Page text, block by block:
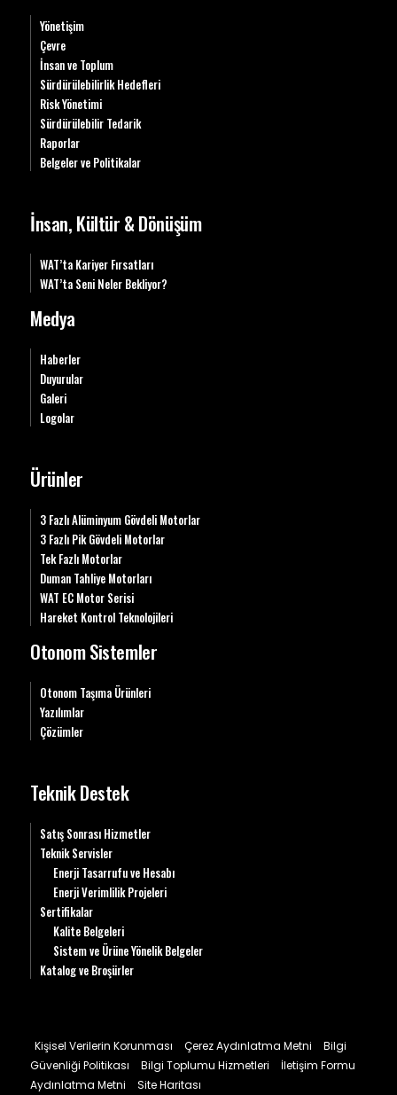
Yönetişim
Çevre
İnsan ve Toplum
Sürdürülebilirlik Hedefleri
Risk Yönetimi
Sürdürülebilir Tedarik
Raporlar
Belgeler ve Politikalar
İnsan, Kültür & Dönüşüm
WAT’ta Kariyer Fırsatları
WAT’ta Seni Neler Bekliyor?
Medya
Haberler
Duyurular
Galeri
Logolar
Ürünler
3 Fazlı Alüminyum Gövdeli Motorlar
3 Fazlı Pik Gövdeli Motorlar
Tek Fazlı Motorlar
Duman Tahliye Motorları
WAT EC Motor Serisi
Hareket Kontrol Teknolojileri
Otonom Sistemler
Otonom Taşıma Ürünleri
Yazılımlar
Çözümler
Teknik Destek
Satış Sonrası Hizmetler
Teknik Servisler
Enerji Tasarrufu ve Hesabı
Enerji Verimlilik Projeleri
Sertifikalar
Kalite Belgeleri
Sistem ve Ürüne Yönelik Belgeler
Katalog ve Broşürler
Kişisel Verilerin Korunması Çerez Aydınlatma Metni
Bilgi
Güvenliği Politikası
Bilgi Toplumu Hizmetleri
İletişim Formu
Aydınlatma Metni
Site Haritası